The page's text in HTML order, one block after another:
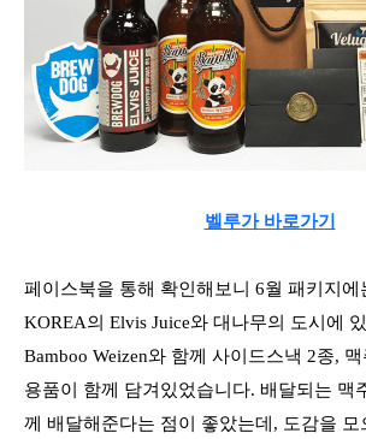
벨루가 바로가기
페이스북을 통해 확인해보니 6월 패키지에
KOREA의 Elvis Juice와 대나무의 도시에
Bamboo Weizen와 함께 사이드스낵 2종,
용품이 함께 담겨있었습니다. 배달되는 맥
께 배달해준다는 점이 좋았는데, 도감을